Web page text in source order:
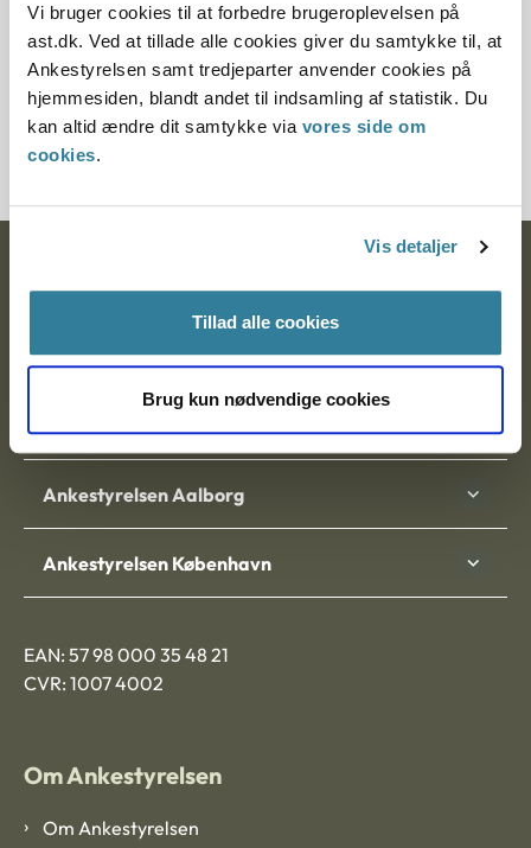
Vi bruger cookies til at forbedre brugeroplevelsen på
ast.dk. Ved at tillade alle cookies giver du samtykke til, at
Ankestyrelsen samt tredjeparter anvender cookies på
hjemmesiden, blandt andet til indsamling af statistik. Du
kan altid ændre dit samtykke via vores side om
cookies.
Vis detaljer
Tillad alle cookies
Brug kun nødvendige cookies
§ 2 § 6 § 1 § 113 § 8 § 42
Journalnummer
1202613-07
Nytorv 7, 2. sal
9000 Aalborg
Ankestyrelsen Aalborg
Ankestyrelsen København
EAN: 57 98 000 35 48 21
CVR: 1007 4002
Om Ankestyrelsen
Om Ankestyrelsen